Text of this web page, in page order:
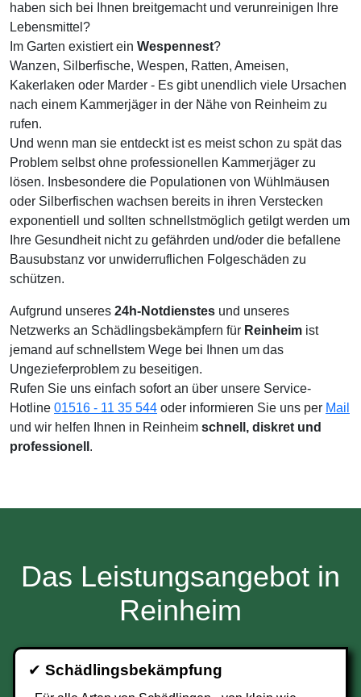
haben sich bei Ihnen breitgemacht und verunreinigen Ihre
Lebensmittel?
Im Garten existiert ein Wespennest?
Wanzen, Silberfische, Wespen, Ratten, Ameisen,
Kakerlaken oder Marder - Es gibt unendlich viele Ursachen
nach einem Kammerjäger in der Nähe von Reinheim zu
rufen.
Und wenn man sie entdeckt ist es meist schon zu spät das
Problem selbst ohne professionellen Kammerjäger zu
lösen. Insbesondere die Populationen von Wühlmäusen
oder Silberfischen wachsen bereits in ihren Verstecken
exponentiell und sollten schnellstmöglich getilgt werden um
Ihre Gesundheit nicht zu gefährden und/oder die befallene
Bausubstanz vor unwiderruflichen Folgeschäden zu
schützen.
Aufgrund unseres 24h-Notdienstes und unseres
Netzwerks an Schädlingsbekämpfern für Reinheim ist
jemand auf schnellstem Wege bei Ihnen um das
Ungezieferproblem zu beseitigen.
Rufen Sie uns einfach sofort an über unsere Service-
Hotline 01516 - 11 35 544 oder informieren Sie uns per Mail
und wir helfen Ihnen in Reinheim schnell, diskret und
professionell .
Das Leistungsangebot in
Reinheim
✔ Schädlingsbekämpfung